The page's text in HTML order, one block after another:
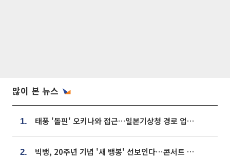
많이 본 뉴스
1. 태풍 '돌핀' 오키나와 접근…일본기상청 경로 업데이트
2. 빅뱅, 20주년 기념 '새 뱅봉' 선보인다⋯콘서트 앞두고 팝업 개최